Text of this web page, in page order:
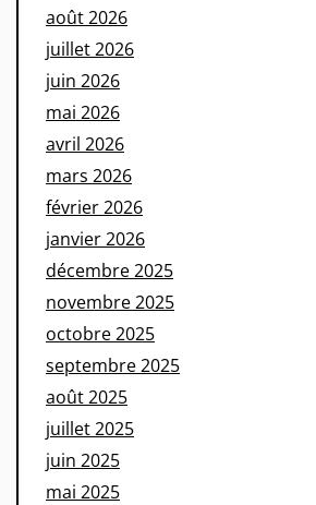
août 2026
juillet 2026
juin 2026
mai 2026
avril 2026
mars 2026
février 2026
janvier 2026
décembre 2025
novembre 2025
octobre 2025
septembre 2025
août 2025
juillet 2025
juin 2025
mai 2025